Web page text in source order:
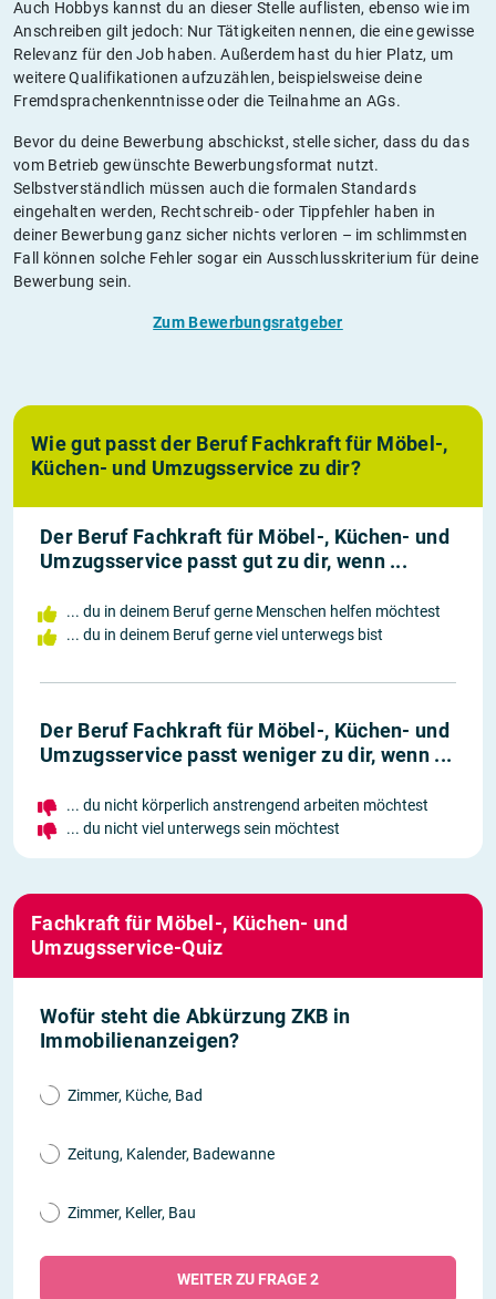
Auch Hobbys kannst du an dieser Stelle auflisten, ebenso wie im
Anschreiben gilt jedoch: Nur Tätigkeiten nennen, die eine gewisse
Relevanz für den Job haben. Außerdem hast du hier Platz, um
weitere Qualifikationen aufzuzählen, beispielsweise deine
Fremdsprachenkenntnisse oder die Teilnahme an AGs.
Bevor du deine Bewerbung abschickst, stelle sicher, dass du das
vom Betrieb gewünschte Bewerbungsformat nutzt.
Selbstverständlich müssen auch die formalen Standards
eingehalten werden, Rechtschreib- oder Tippfehler haben in
deiner Bewerbung ganz sicher nichts verloren – im schlimmsten
Fall können solche Fehler sogar ein Ausschlusskriterium für deine
Bewerbung sein.
Zum Bewerbungsratgeber
Wie gut passt der Beruf Fachkraft für Möbel-,
Küchen- und Umzugsservice zu dir?
Der Beruf Fachkraft für Möbel-, Küchen- und
Umzugsservice passt gut zu dir, wenn ...
... du in deinem Beruf gerne Menschen helfen möchtest
... du in deinem Beruf gerne viel unterwegs bist
Der Beruf Fachkraft für Möbel-, Küchen- und
Umzugsservice passt weniger zu dir, wenn ...
... du nicht körperlich anstrengend arbeiten möchtest
... du nicht viel unterwegs sein möchtest
Fachkraft für Möbel-, Küchen- und
Umzugsservice-Quiz
Wofür steht die Abkürzung ZKB in
Immobilienanzeigen?
Zimmer, Küche, Bad
Zeitung, Kalender, Badewanne
Zimmer, Keller, Bau
WEITER ZU FRAGE 2